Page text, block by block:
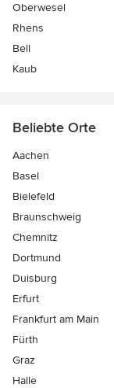
Oberwesel
Rhens
Bell
Kaub
Beliebte Orte
Aachen
Basel
Bielefeld
Braunschweig
Chemnitz
Dortmund
Duisburg
Erfurt
Frankfurt am Main
Fürth
Graz
Halle